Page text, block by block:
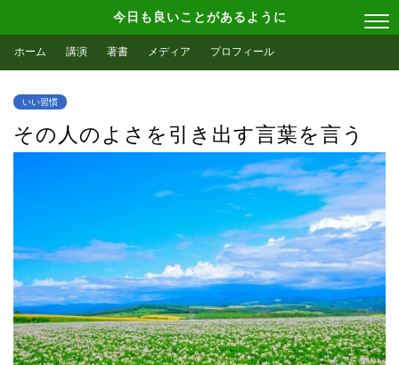
今日も良いことがあるように
ホーム 講演 著書 メディア プロフィール
いい習慣
その人のよさを引き出す言葉を言う